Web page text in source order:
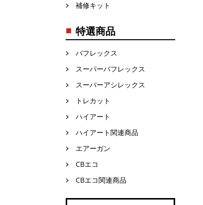
補修キット
特選商品
バフレックス
スーパーバフレックス
スーパーアシレックス
トレカット
ハイアート
ハイアート関連商品
エアーガン
CBエコ
CBエコ関連商品